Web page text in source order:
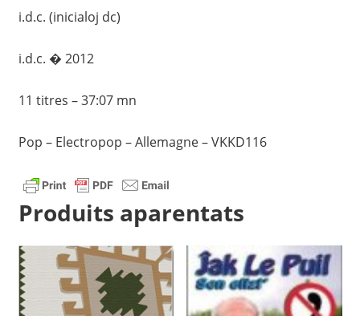
i.d.c. (inicialoj dc)
i.d.c. � 2012
11 titres – 37:07 mn
Pop – Electropop – Allemagne – VKKD116
Produits aparentats